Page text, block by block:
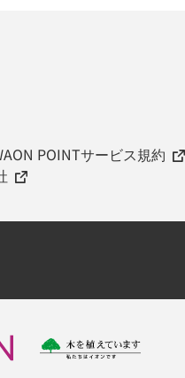
POINTサービス規約